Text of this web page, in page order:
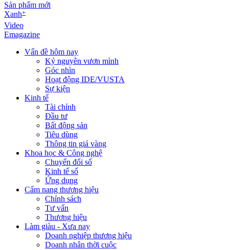
Sản phẩm mới
Xanh+
Video
Emagazine
Vấn đề hôm nay
Kỷ nguyên vươn mình
Góc nhìn
Hoạt động IDE/VUSTA
Sự kiện
Kinh tế
Tài chính
Đầu tư
Bất động sản
Tiêu dùng
Thông tin giá vàng
Khoa học & Công nghệ
Chuyển đổi số
Kinh tế số
Ứng dụng
Cẩm nang thương hiệu
Chính sách
Tư vấn
Thương hiệu
Làm giàu - Xưa nay
Doanh nghiệp thương hiệu
Doanh nhân thời cuộc